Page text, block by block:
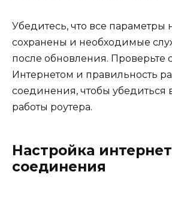
Убедитесь, что все параметры
сохранены и необходимые
после обновления. Проверьте
Интернетом и правильность
соединения, чтобы убедиться
работы роутера.
Настройка
соединения